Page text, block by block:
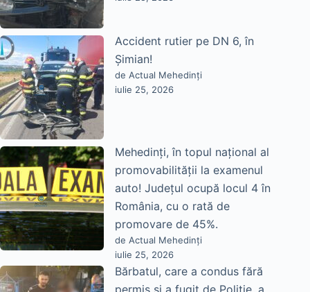
Accident rutier pe DN 6, în
Șimian!
de Actual Mehedinți
iulie 25, 2026
Mehedinți, în topul național al
promovabilității la examenul
auto! Județul ocupă locul 4 în
România, cu o rată de
promovare de 45%.
de Actual Mehedinți
iulie 25, 2026
Bărbatul, care a condus fără
permis și a fugit de Poliție, a